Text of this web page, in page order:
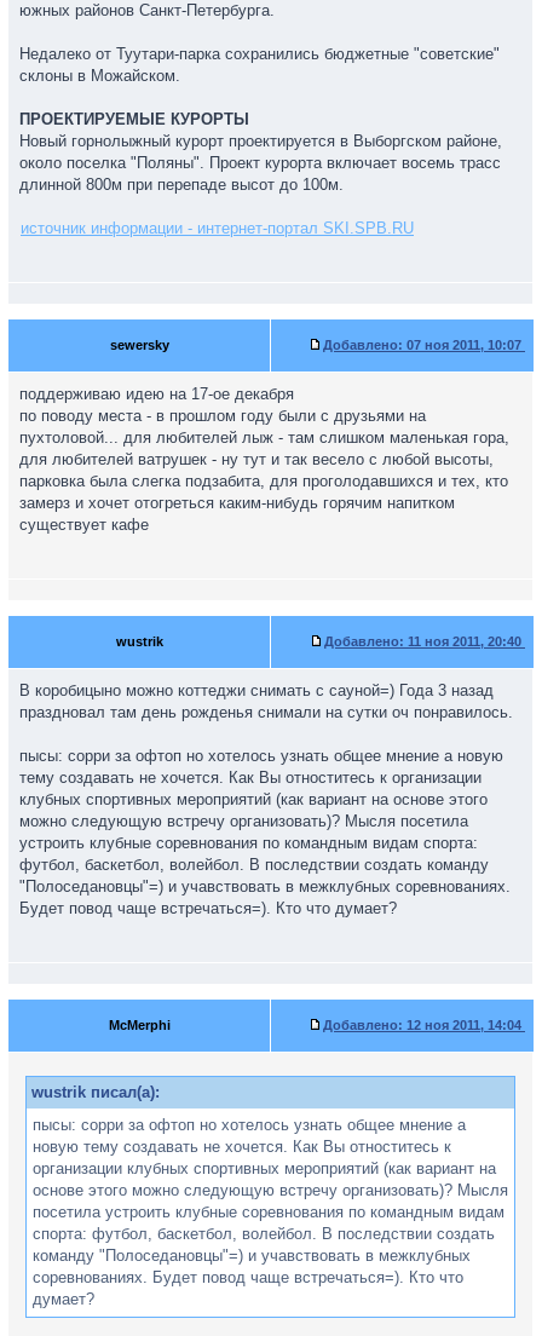
южных районов Санкт-Петербурга.
Недалеко от Туутари-парка сохранились бюджетные "советские"
склоны в Можайском.
ПРОЕКТИРУЕМЫЕ КУРОРТЫ
Новый горнолыжный курорт проектируется в Выборгском районе,
около поселка "Поляны". Проект курорта включает восемь трасс
длинной 800м при перепаде высот до 100м.
источник информации - интернет-портал SKI.SPB.RU
sewersky Добавлено: 07 ноя 2011, 10:07
поддерживаю идею на 17-ое декабря
по поводу места - в прошлом году были с друзьями на
пухтоловой... для любителей лыж - там слишком маленькая гора,
для любителей ватрушек - ну тут и так весело с любой высоты,
парковка была слегка подзабита, для проголодавшихся и тех, кто
замерз и хочет отогреться каким-нибудь горячим напитком
существует кафе
wustrik Добавлено: 11 ноя 2011, 20:40
В коробицыно можно коттеджи снимать с сауной=) Года 3 назад
праздновал там день рожденья снимали на сутки оч понравилось.
пысы: сорри за офтоп но хотелось узнать общее мнение а новую
тему создавать не хочется. Как Вы отноститесь к организации
клубных спортивных мероприятий (как вариант на основе этого
можно следующую встречу организовать)? Мысля посетила
устроить клубные соревнования по командным видам спорта:
футбол, баскетбол, волейбол. В последствии создать команду
"Полоседановцы"=) и учавствовать в межклубных соревнованиях.
Будет повод чаще встречаться=). Кто что думает?
McMerphi Добавлено: 12 ноя 2011, 14:04
wustrik писал(а):
пысы: сорри за офтоп но хотелось узнать общее мнение а
новую тему создавать не хочется. Как Вы отноститесь к
организации клубных спортивных мероприятий (как вариант на
основе этого можно следующую встречу организовать)? Мысля
посетила устроить клубные соревнования по командным видам
спорта: футбол, баскетбол, волейбол. В последствии создать
команду "Полоседановцы"=) и учавствовать в межклубных
соревнованиях. Будет повод чаще встречаться=). Кто что
думает?